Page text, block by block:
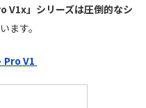
V1x」シリーズは圧倒的なシ
ます。
Pro V1